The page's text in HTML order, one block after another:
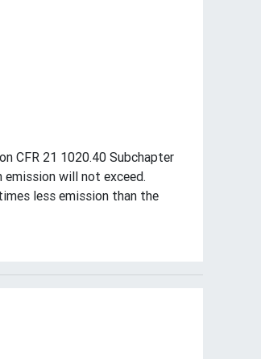
CFR 21 1020.40 Subchapter
will not exceed.
less emission than the